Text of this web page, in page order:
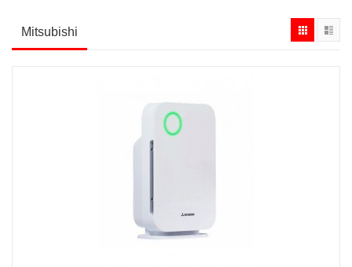
Mitsubishi